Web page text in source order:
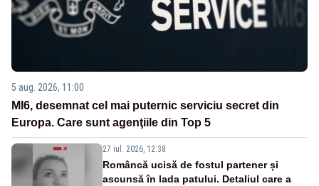
5 aug. 2026, 11:00
MI6, desemnat cel mai puternic serviciu secret din
Europa. Care sunt agenţiile din Top 5
27 iul. 2026, 12:38
Româncă ucisă de fostul partener și
ascunsă în lada patului. Detaliul care a